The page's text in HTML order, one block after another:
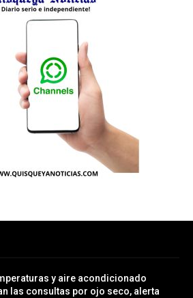
y aire acondicionado
las consultas por ojo seco, alerta